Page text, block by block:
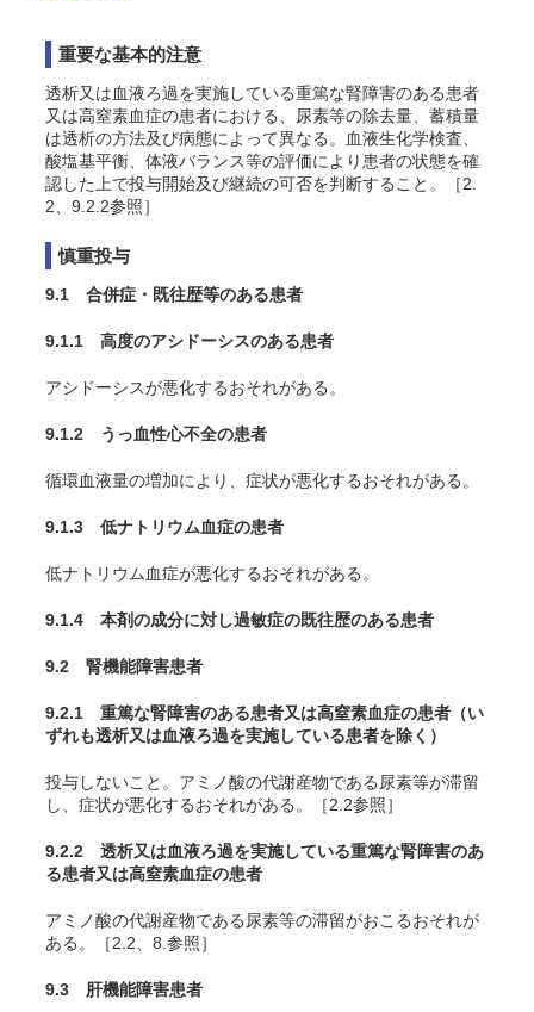
重要な基本的注意
透析又は血液ろ過を実施している重篤な腎障害のある患者
又は高窒素血症の患者における、尿素等の除去量、蓄積量
は透析の方法及び病態によって異なる。血液生化学検査、
酸塩基平衡、体液バランス等の評価により患者の状態を確
認した上で投与開始及び継続の可否を判断すること。［2.
2、9.2.2参照］
慎重投与
9.1 合併症・既往歴等のある患者
9.1.1 高度のアシドーシスのある患者
アシドーシスが悪化するおそれがある。
9.1.2 うっ血性心不全の患者
循環血液量の増加により、症状が悪化するおそれがある。
9.1.3 低ナトリウム血症の患者
低ナトリウム血症が悪化するおそれがある。
9.1.4 本剤の成分に対し過敏症の既往歴のある患者
9.2 腎機能障害患者
9.2.1 重篤な腎障害のある患者又は高窒素血症の患者（い
ずれも透析又は血液ろ過を実施している患者を除く）
投与しないこと。アミノ酸の代謝産物である尿素等が滞留
し、症状が悪化するおそれがある。［2.2参照］
9.2.2 透析又は血液ろ過を実施している重篤な腎障害のあ
る患者又は高窒素血症の患者
アミノ酸の代謝産物である尿素等の滞留がおこるおそれが
ある。［2.2、8.参照］
9.3 肝機能障害患者